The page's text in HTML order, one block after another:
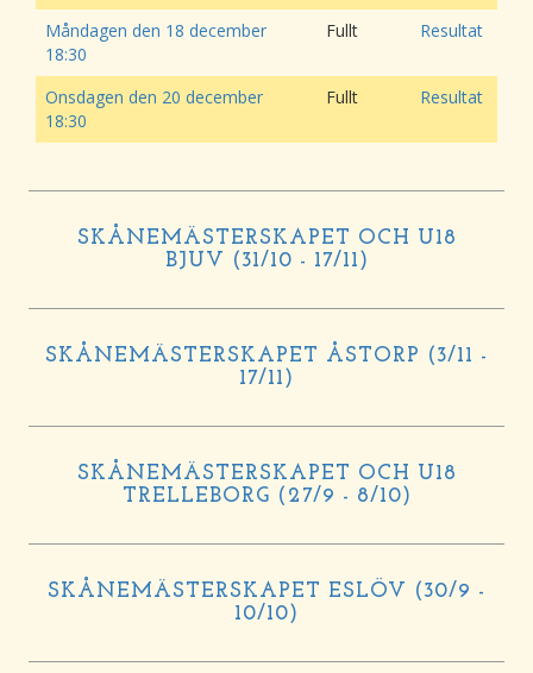
Måndagen den 18 december
18:30
Fullt Resultat
Onsdagen den 20 december
18:30
Fullt Resultat
SKÅNEMÄSTERSKAPET OCH U18
BJUV (31/10 - 17/11)
SKÅNEMÄSTERSKAPET ÅSTORP (3/11 -
17/11)
SKÅNEMÄSTERSKAPET OCH U18
TRELLEBORG (27/9 - 8/10)
SKÅNEMÄSTERSKAPET ESLÖV (30/9 -
10/10)